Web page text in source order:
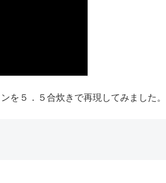
を５．５合炊きで再現してみました。